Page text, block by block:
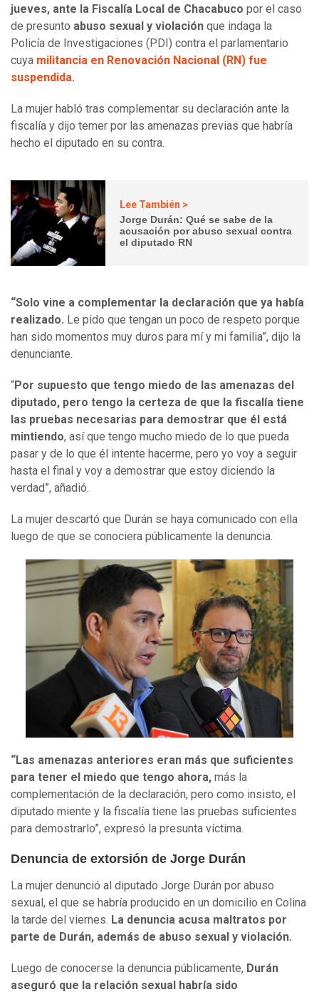
jueves, ante la Fiscalía Local de Chacabuco por el caso
de presunto abuso sexual y violación que indaga la
Policía de Investigaciones (PDI) contra el parlamentario
cuya militancia en Renovación Nacional (RN) fue
suspendida.
La mujer habló tras complementar su declaración ante la
fiscalía y dijo temer por las amenazas previas que habría
hecho el diputado en su contra.
Lee También >
Jorge Durán: Qué se sabe de la
acusación por abuso sexual contra
el diputado RN
“Solo vine a complementar la declaración que ya había
realizado. Le pido que tengan un poco de respeto porque
han sido momentos muy duros para mí y mi familia”, dijo la
denunciante.
“Por supuesto que tengo miedo de las amenazas del
diputado, pero tengo la certeza de que la fiscalía tiene
las pruebas necesarias para demostrar que él está
mintiendo, así que tengo mucho miedo de lo que pueda
pasar y de lo que él intente hacerme, pero yo voy a seguir
hasta el final y voy a demostrar que estoy diciendo la
verdad”, añadió.
La mujer descartó que Durán se haya comunicado con ella
luego de que se conociera públicamente la denuncia.
“Las amenazas anteriores eran más que suficientes
para tener el miedo que tengo ahora, más la
complementación de la declaración, pero como insisto, el
diputado miente y la fiscalía tiene las pruebas suficientes
para demostrarlo”, expresó la presunta víctima.
Denuncia de extorsión de Jorge Durán
La mujer denunció al diputado Jorge Durán por abuso
sexual, el que se habría producido en un domicilio en Colina
la tarde del viernes. La denuncia acusa maltratos por
parte de Durán, además de abuso sexual y violación.
Luego de conocerse la denuncia públicamente, Durán
aseguró que la relación sexual habría sido